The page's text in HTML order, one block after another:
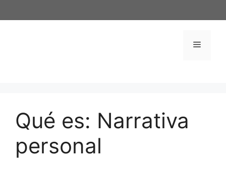
al
Menú
Qué es: Narrativa
personal